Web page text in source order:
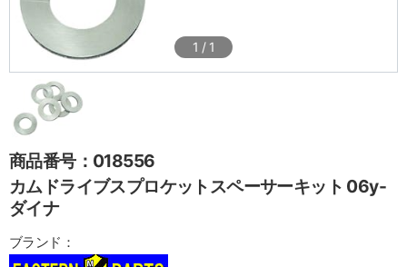
1 / 1
商品番号：018556
カムドライブスプロケットスペーサーキット 06y-
ダイナ
ブランド：